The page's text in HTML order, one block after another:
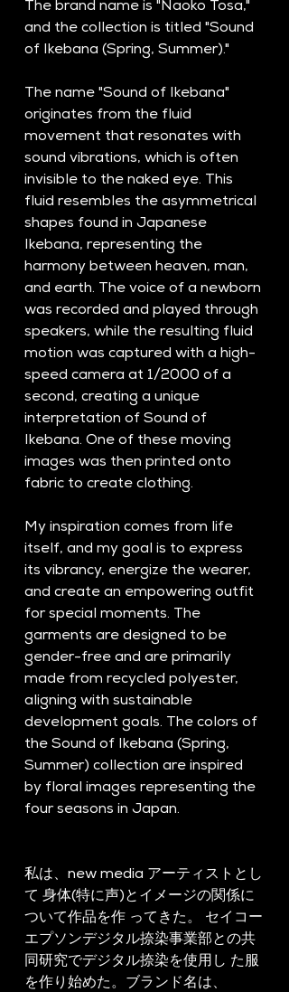
The brand name is "Naoko Tosa,"
and the collection is titled "Sound
of Ikebana (Spring, Summer)."
The name "Sound of Ikebana"
originates from the fluid
movement that resonates with
sound vibrations, which is often
invisible to the naked eye. This
fluid resembles the asymmetrical
shapes found in Japanese
Ikebana, representing the
harmony between heaven, man,
and earth. The voice of a newborn
was recorded and played through
speakers, while the resulting fluid
motion was captured with a high-
speed camera at 1/2000 of a
second, creating a unique
interpretation of Sound of
Ikebana. One of these moving
images was then printed onto
fabric to create clothing.
My inspiration comes from life
itself, and my goal is to express
its vibrancy, energize the wearer,
and create an empowering outfit
for special moments. The
garments are designed to be
gender-free and are primarily
made from recycled polyester,
aligning with sustainable
development goals. The colors of
the Sound of Ikebana (Spring,
Summer) collection are inspired
by floral images representing the
four seasons in Japan.
私は、new media アーティストとし
て 身体(特に声)とイメージの関係に
ついて作品を作 ってきた。 セイコー
エプソンデジタル捺染事業部との共
同研究でデジタル捺染を使用し た服
を作り始めた。ブランド名は、